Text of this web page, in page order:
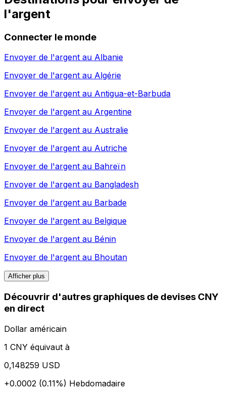
l'argent
Connecter le monde
Envoyer de l'argent au Albanie
Envoyer de l'argent au Algérie
Envoyer de l'argent au Antigua-et-Barbuda
Envoyer de l'argent au Argentine
Envoyer de l'argent au Australie
Envoyer de l'argent au Autriche
Envoyer de l'argent au Bahreïn
Envoyer de l'argent au Bangladesh
Envoyer de l'argent au Barbade
Envoyer de l'argent au Belgique
Envoyer de l'argent au Bénin
Envoyer de l'argent au Bhoutan
Afficher plus
Découvrir d'autres graphiques de devises CNY
en direct
Dollar américain
1 CNY équivaut à
0,148259 USD
+0.0002 (0.11%) Hebdomadaire